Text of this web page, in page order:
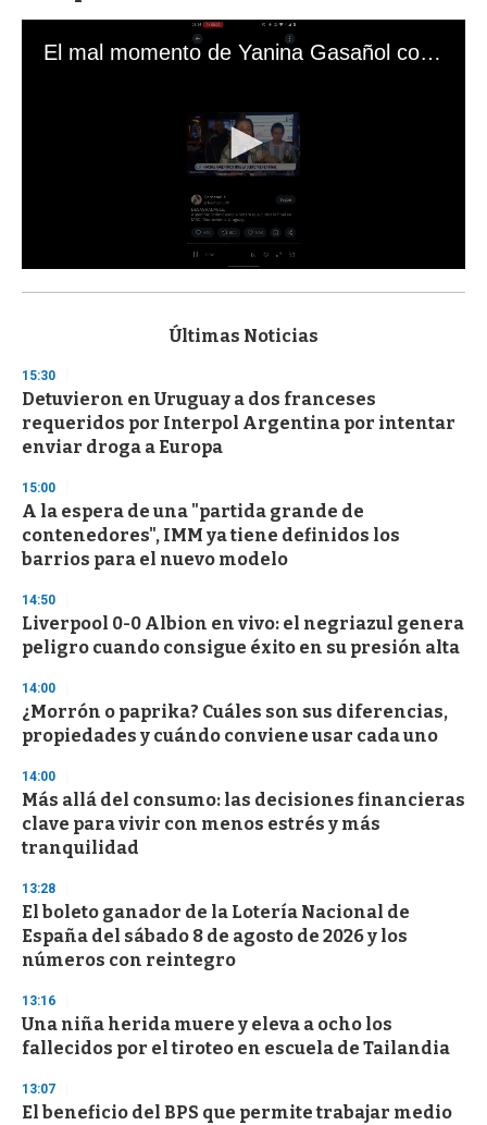
El mal momento de Yanina Gasañol con un hincha argentino en "Subrayado"
s
d
s
o
f
3
s
e
c
o
n
Últimas Noticias
15:30
Detuvieron en Uruguay a dos franceses
requeridos por Interpol Argentina por intentar
enviar droga a Europa
15:00
A la espera de una "partida grande de
contenedores", IMM ya tiene definidos los
barrios para el nuevo modelo
14:50
Liverpool 0-0 Albion en vivo: el negriazul genera
peligro cuando consigue éxito en su presión alta
14:00
¿Morrón o paprika? Cuáles son sus diferencias,
propiedades y cuándo conviene usar cada uno
14:00
Más allá del consumo: las decisiones financieras
clave para vivir con menos estrés y más
tranquilidad
13:28
El boleto ganador de la Lotería Nacional de
España del sábado 8 de agosto de 2026 y los
números con reintegro
13:16
Una niña herida muere y eleva a ocho los
fallecidos por el tiroteo en escuela de Tailandia
13:07
El beneficio del BPS que permite trabajar medio